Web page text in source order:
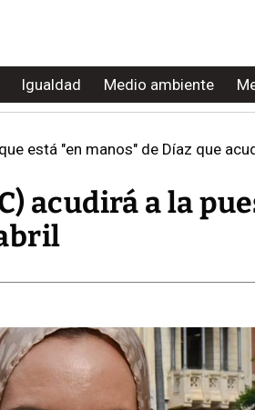
Igualdad Medio ambiente
está "en manos" de Díaz que
acudirá a la